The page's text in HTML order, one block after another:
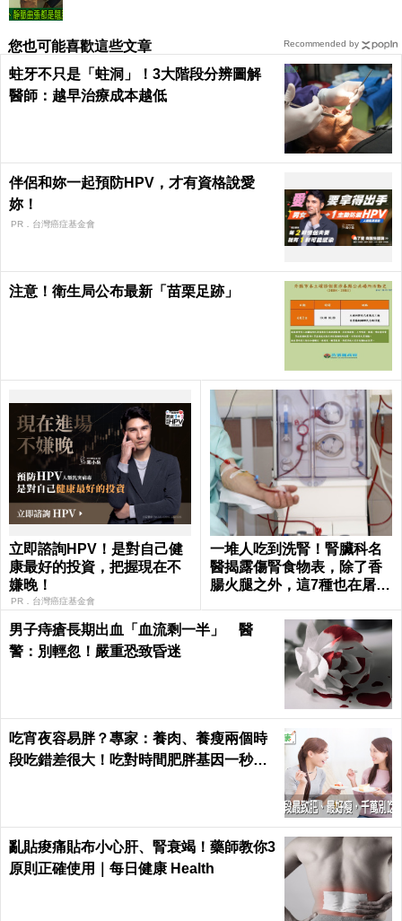
您也可能喜歡這些文章
蛀牙不只是「蛀洞」！3大階段分辨圖解
醫師：越早治療成本越低
伴侶和妳一起預防HPV，才有資格說愛
妳！
PR．台灣癌症基金會
注意！衛生局公布最新「苗栗足跡」
立即諮詢HPV！是對自己健
康最好的投資，把握現在不
嫌晚！
PR．台灣癌症基金會
一堆人吃到洗腎！腎臟科名
醫揭露傷腎食物表，除了香
腸火腿之外，這7種也在屠殺
男子痔瘡長期出血「血流剩一半」 醫
警：別輕忽！嚴重恐致昏迷
吃宵夜容易胖？專家：養肉、養瘦兩個時
段吃錯差很大！吃對時間肥胖基因一秒關
亂貼痠痛貼布小心肝、腎衰竭！藥師教你3
原則正確使用｜每日健康 Health
Recommended by